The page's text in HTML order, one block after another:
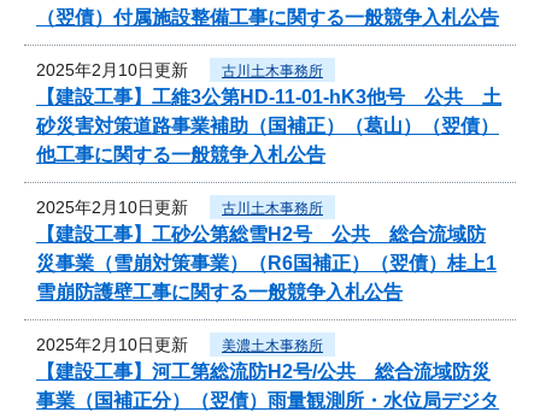
（翌債）付属施設整備工事に関する一般競争入札公告
2025年2月10日更新 古川土木事務所
【建設工事】工維3公第HD-11-01-hK3他号 公共 土
砂災害対策道路事業補助（国補正）（葛山）（翌債）
他工事に関する一般競争入札公告
2025年2月10日更新 古川土木事務所
【建設工事】工砂公第総雪H2号 公共 総合流域防
災事業（雪崩対策事業）（R6国補正）（翌債）桂上1
雪崩防護壁工事に関する一般競争入札公告
2025年2月10日更新 美濃土木事務所
【建設工事】河工第総流防H2号/公共 総合流域防災
事業（国補正分）（翌債）雨量観測所・水位局デジタ